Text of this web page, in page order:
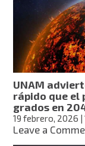
UNAM
rápido que el
grados en
19 febrero, 2026 |
Leave a